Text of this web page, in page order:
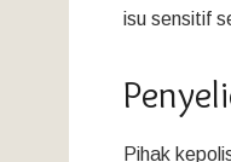
isu sensitif
Pihak